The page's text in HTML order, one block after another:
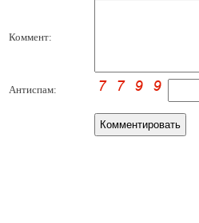
Коммент:
Антиспам: